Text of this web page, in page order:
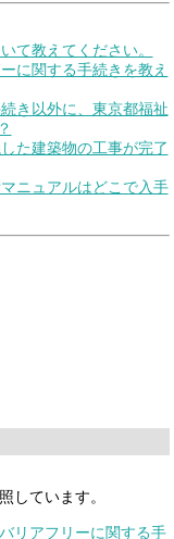
て教えてください。
に関する手続きを教え
き以外に、東京都福祉
た建築物の工事が完了
ニュアルはどこで入手
しています。
リアフリーに関する手